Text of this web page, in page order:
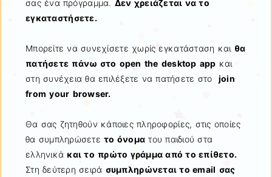
σας ένα πρόγραμμα. Δεν χρειάζεται να το
εγκαταστήσετε.
Μπορείτε να συνεχίσετε χωρίς εγκατάσταση και θα
πατήσετε πάνω στο open the desktop app και
στη συνέχεια θα επιλέξετε να πατήσετε στο join
from your browser.
Θα σας ζητηθούν κάποιες πληροφορίες, στις οποίες
θα συμπληρώσετετο όνομα του παιδιού στα
ελληνικά και το πρώτο γράμμα από το επίθετο.
Στη δεύτερη σειρά συμπληρώνεται τοemail σας